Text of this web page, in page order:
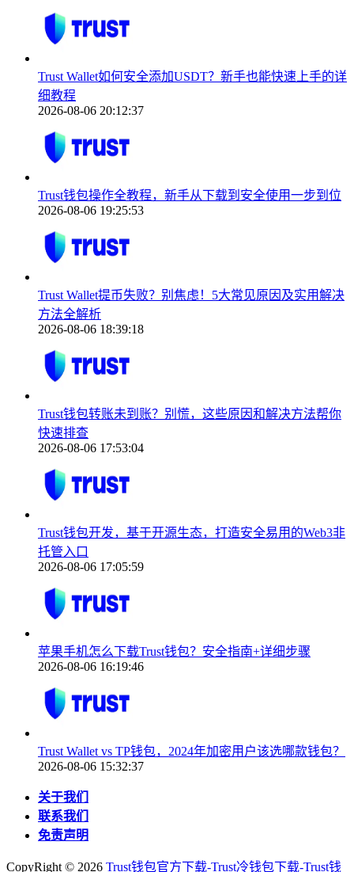
Trust Wallet如何安全添加USDT？新手也能快速上手的详
细教程
2026-08-06 20:12:37
Trust钱包操作全教程，新手从下载到安全使用一步到位
2026-08-06 19:25:53
Trust Wallet提币失败？别焦虑！5大常见原因及实用解决
方法全解析
2026-08-06 18:39:18
Trust钱包转账未到账？别慌，这些原因和解决方法帮你
快速排查
2026-08-06 17:53:04
Trust钱包开发，基于开源生态，打造安全易用的Web3非
托管入口
2026-08-06 17:05:59
苹果手机怎么下载Trust钱包？安全指南+详细步骤
2026-08-06 16:19:46
Trust Wallet vs TP钱包，2024年加密用户该选哪款钱包？
2026-08-06 15:32:37
关于我们
联系我们
免责声明
CopyRight © 2026 Trust钱包官方下载-Trust冷钱包下载-Trust钱